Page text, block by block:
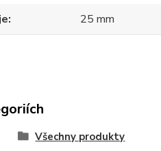
25 mm
Všechny produkty